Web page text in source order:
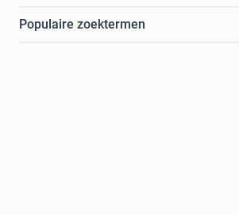
Populaire zoektermen